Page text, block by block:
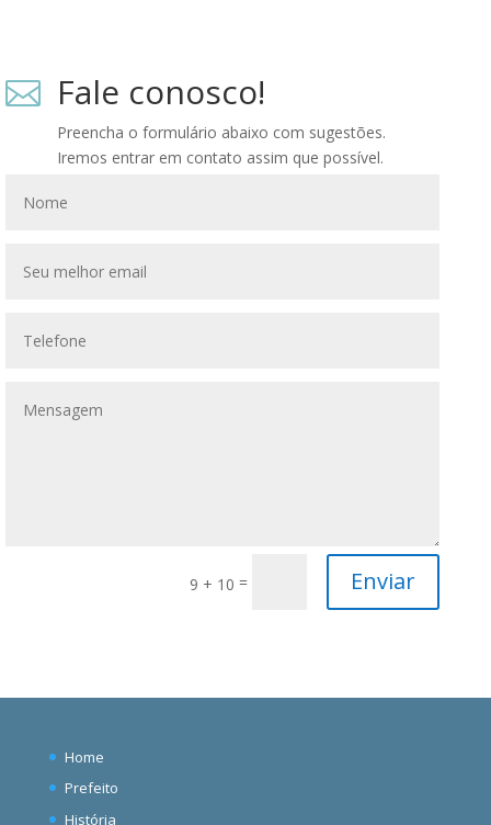
 Fale conosco!
Preencha o formulário abaixo com sugestões.
Iremos entrar em contato assim que possível.
9 + 10 = Enviar
Home
Prefeito
História